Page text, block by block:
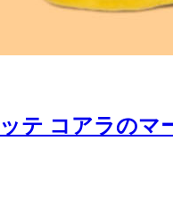
テ コアラの